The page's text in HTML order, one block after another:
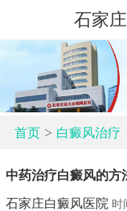
石家
首页> 白癜风治疗
中药治疗白癜风的方
石家庄白癜风医院 时